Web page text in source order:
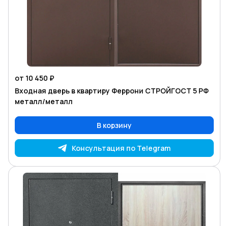
от 10 450 ₽
Входная дверь в квартиру Феррони СТРОЙГОСТ 5 РФ
металл/металл
В корзину
Консультация по Telegram